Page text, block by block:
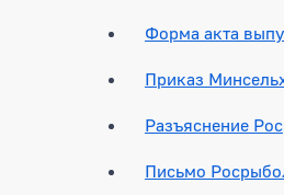
Форма акта
Приказ
Разъяснение
Письмо